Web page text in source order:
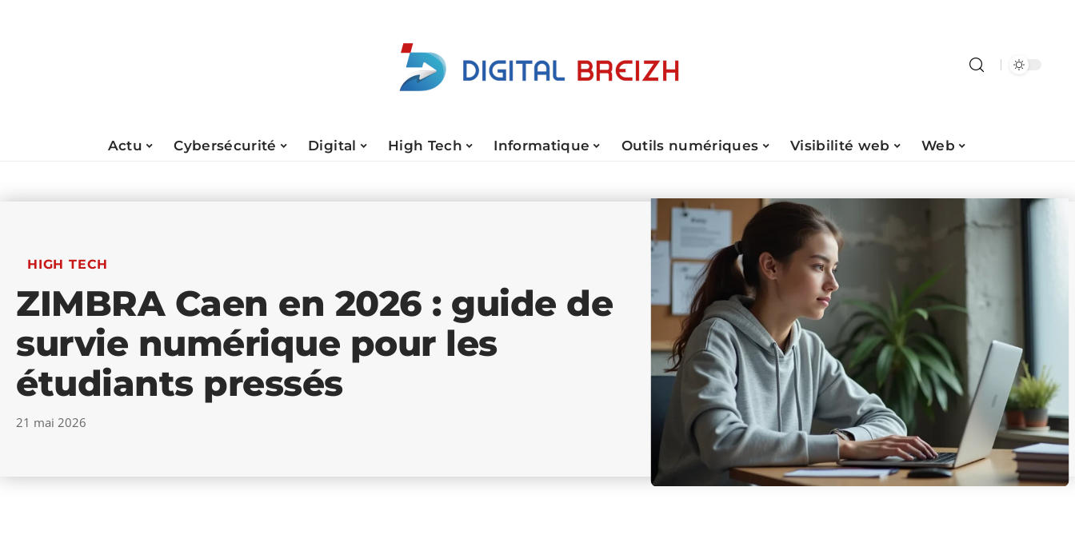
Actu Cybersécurité Digital High Tech Informatique Outils numériques Visibilité web Web
HIGH TECH
ZIMBRA Caen en 2026 : guide de
survie numérique pour les
étudiants pressés
21 mai 2026